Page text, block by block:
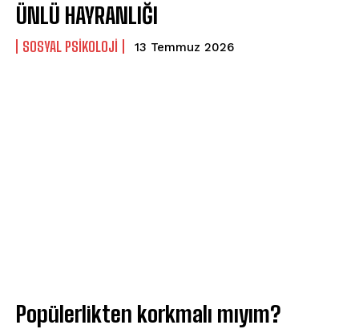
ÜNLÜ HAYRANLIĞI
SOSYAL PSIKOLOJI 13 Temmuz 2026
Popülerlikten korkmalı mıyım?